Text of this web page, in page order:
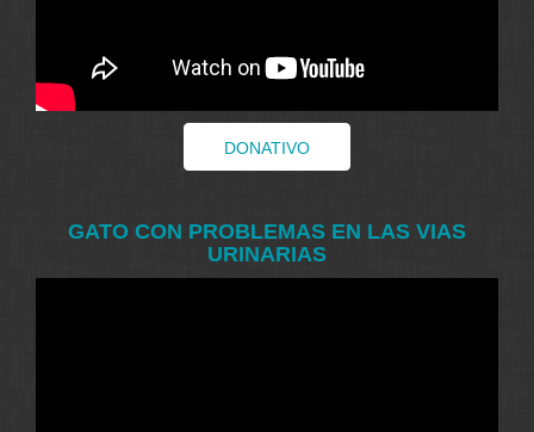
DONATIVO
GATO CON PROBLEMAS EN LAS VIAS
URINARIAS